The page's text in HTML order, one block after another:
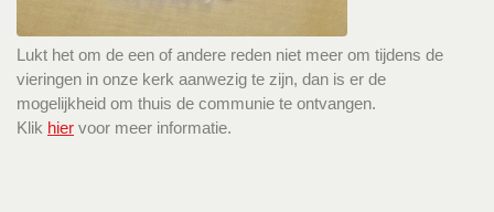
Lukt het om de een of andere reden niet meer om tijdens de
vieringen in onze kerk aanwezig te zijn, dan is er de
mogelijkheid om thuis de communie te ontvangen.
Klik hier voor meer informatie.